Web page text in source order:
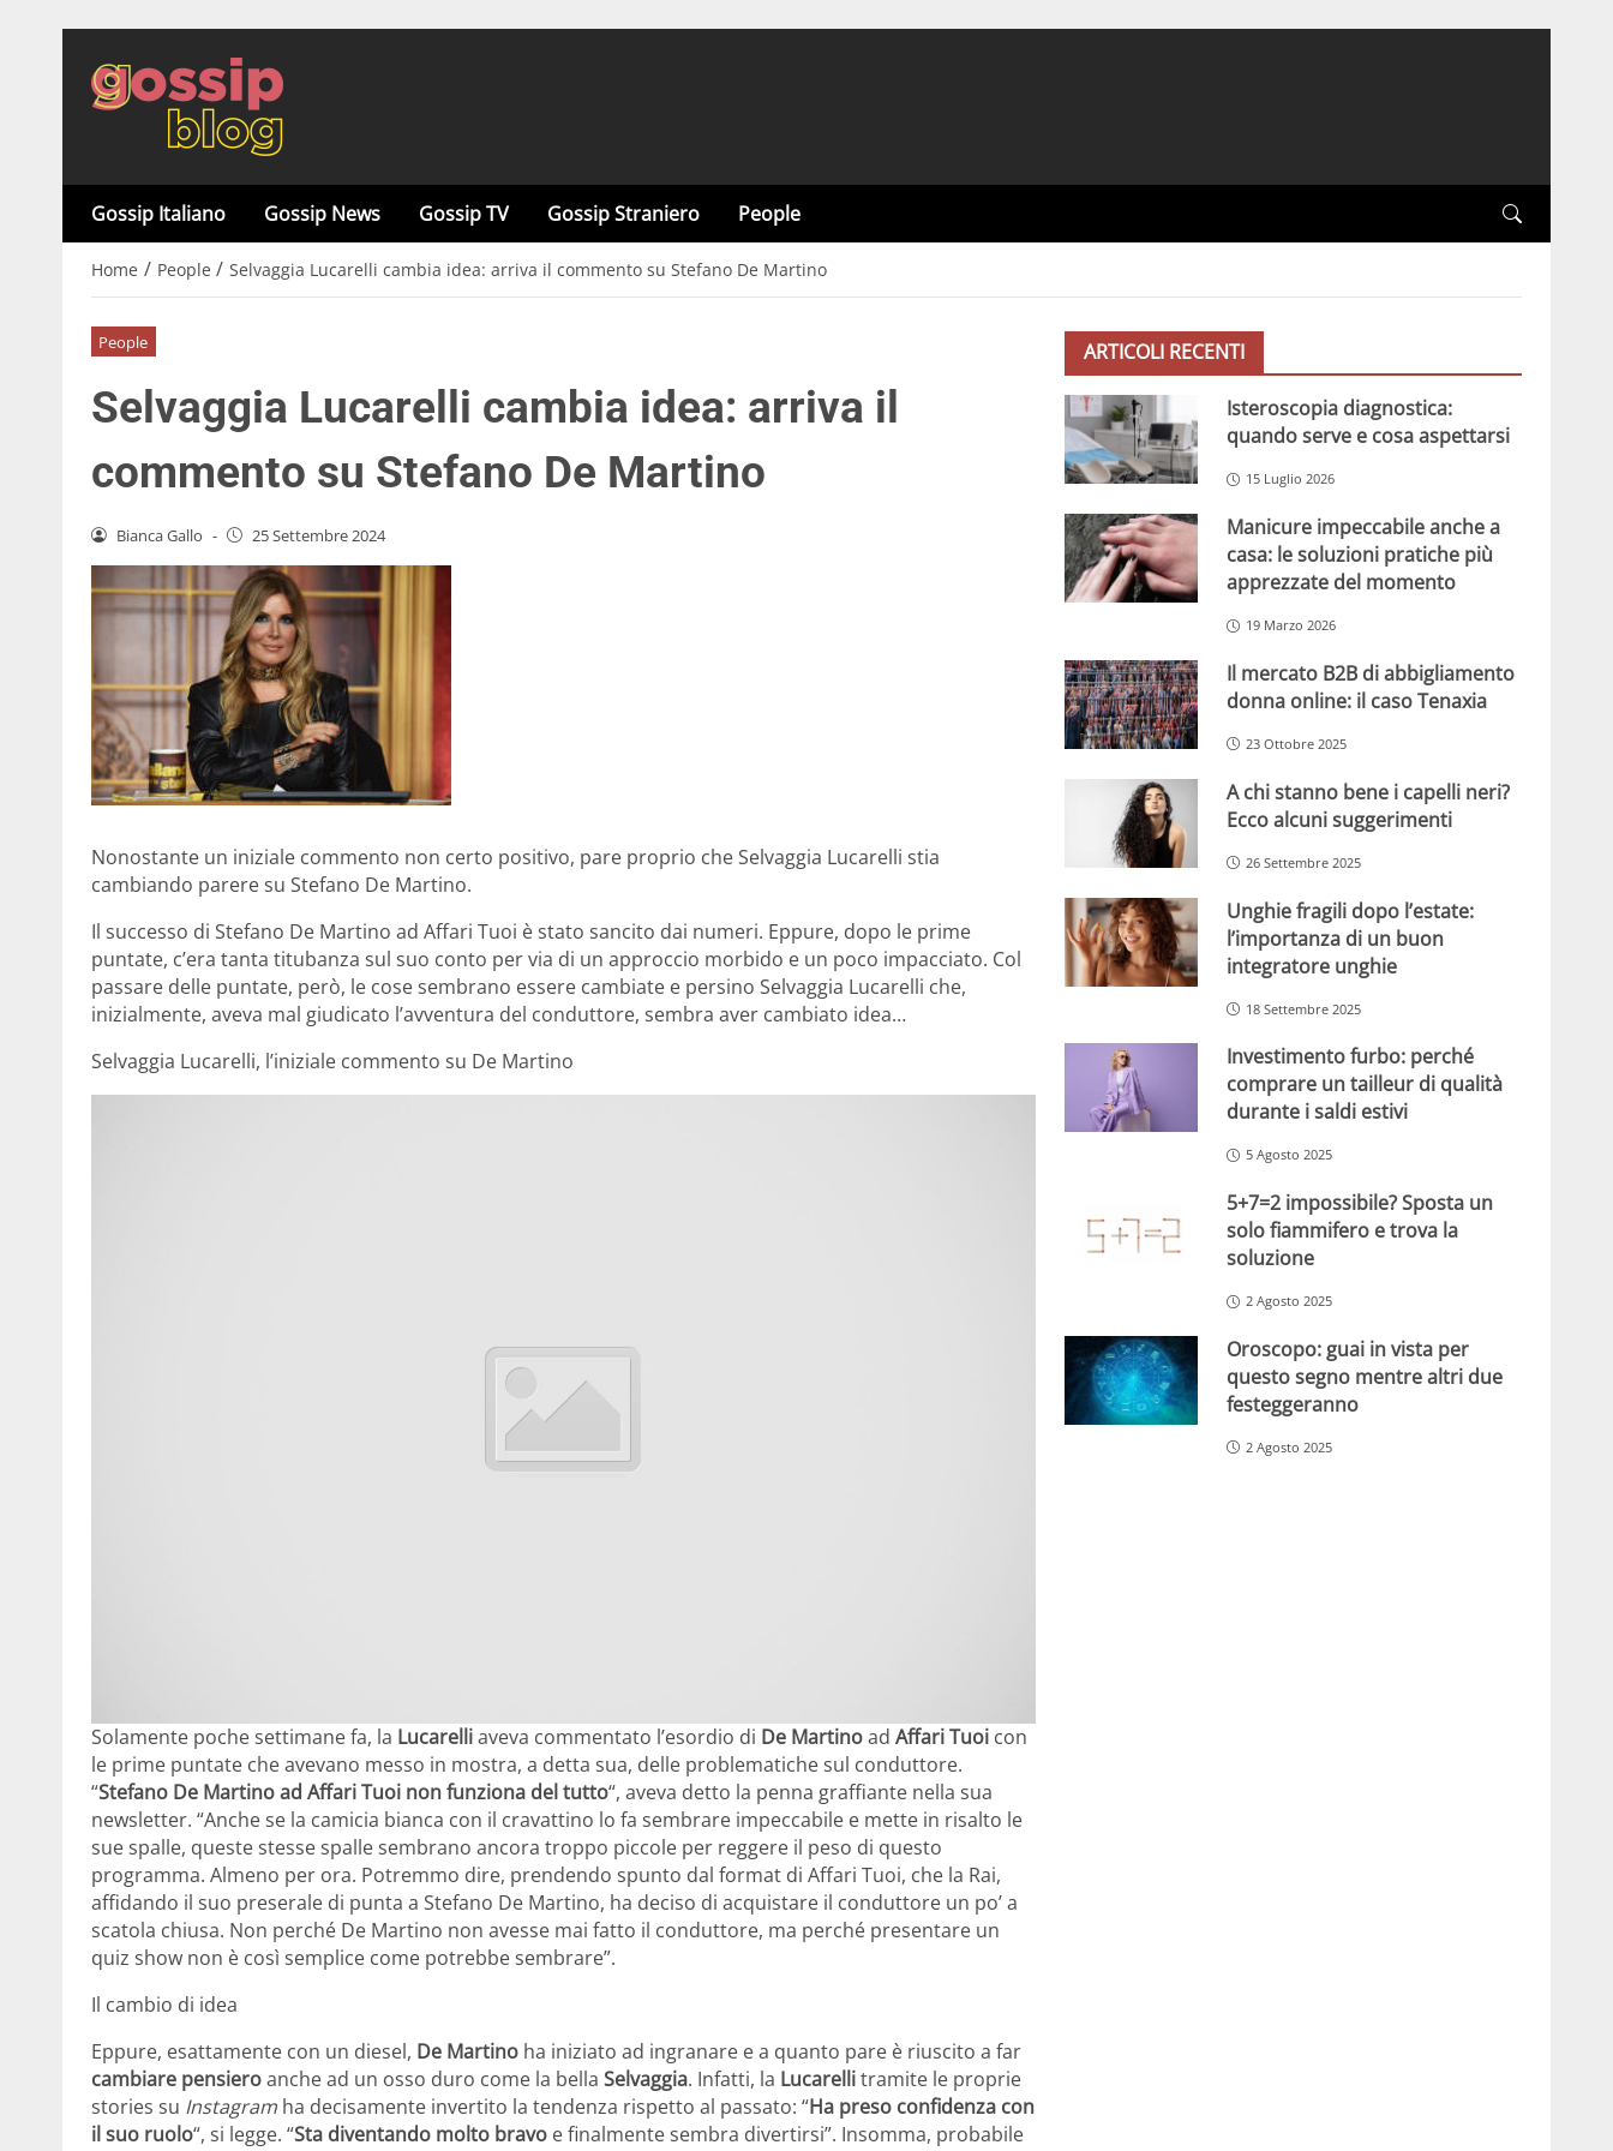
Gossip Italiano Gossip News Gossip TV Gossip Straniero People
Home / People / Selvaggia Lucarelli cambia idea: arriva il commento su Stefano De Martino
People
Selvaggia Lucarelli cambia idea: arriva il
commento su Stefano De Martino
Bianca Gallo - 25 Settembre 2024
Nonostante un iniziale commento non certo positivo, pare proprio che Selvaggia Lucarelli stia
cambiando parere su Stefano De Martino.
Il successo di Stefano De Martino ad Affari Tuoi è stato sancito dai numeri. Eppure, dopo le prime
puntate, c’era tanta titubanza sul suo conto per via di un approccio morbido e un poco impacciato. Col
passare delle puntate, però, le cose sembrano essere cambiate e persino Selvaggia Lucarelli che,
inizialmente, aveva mal giudicato l’avventura del conduttore, sembra aver cambiato idea…
Selvaggia Lucarelli, l’iniziale commento su De Martino
Solamente poche settimane fa, la Lucarelliaveva commentato l’esordio di De Martinoad Affari Tuoi con
le prime puntate che avevano messo in mostra, a detta sua, delle problematiche sul conduttore.
“Stefano De Martino ad Affari Tuoi non funziona del tutto“, aveva detto la penna graffiante nella sua
newsletter. “Anche se la camicia bianca con il cravattino lo fa sembrare impeccabile e mette in risalto le
sue spalle, queste stesse spalle sembrano ancora troppo piccole per reggere il peso di questo
programma. Almeno per ora. Potremmo dire, prendendo spunto dal format di Affari Tuoi, che la Rai,
affidando il suo preserale di punta a Stefano De Martino, ha deciso di acquistare il conduttore un po’ a
scatola chiusa. Non perché De Martino non avesse mai fatto il conduttore, ma perché presentare un
quiz show non è così semplice come potrebbe sembrare”.
Il cambio di idea
Eppure, esattamente con un diesel, De Martino ha iniziato ad ingranare e a quanto pare è riuscito a far
cambiare pensieroanche ad un osso duro come la bella Selvaggia. Infatti, la Lucarellitramite le proprie
stories su Instagram ha decisamente invertito la tendenza rispetto al passato: “Ha preso confidenza con
il suo ruolo“, si legge. “Sta diventando molto bravo e finalmente sembra divertirsi”. Insomma, probabile
ARTICOLI RECENTI
Isteroscopia diagnostica:
quando serve e cosa aspettarsi
15 Luglio 2026
Manicure impeccabile anche a
casa: le soluzioni pratiche più
apprezzate del momento
19 Marzo 2026
Il mercato B2B di abbigliamento
donna online: il caso Tenaxia
23 Ottobre 2025
A chi stanno bene i capelli neri?
Ecco alcuni suggerimenti
26 Settembre 2025
Unghie fragili dopo l’estate:
l’importanza di un buon
integratore unghie
18 Settembre 2025
Investimento furbo: perché
comprare un tailleur di qualità
durante i saldi estivi
5 Agosto 2025
5+7=2 impossibile? Sposta un
solo fiammifero e trova la
soluzione
2 Agosto 2025
Oroscopo: guai in vista per
questo segno mentre altri due
festeggeranno
2 Agosto 2025